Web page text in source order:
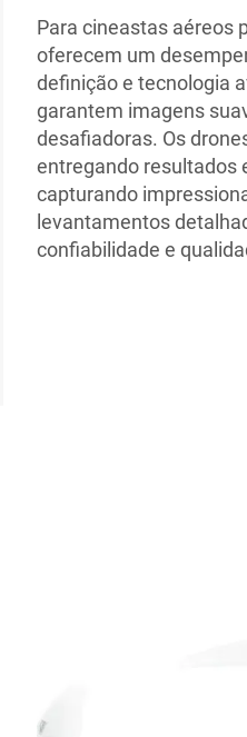
Para cineastas aéreos
oferecem um
definição e tecnologia
garantem imagens
desafiadoras. Os
entregando resultados
capturando
levantamentos
confiabilidade e